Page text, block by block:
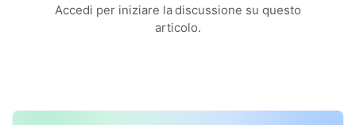
Accedi per iniziare la discussione su questo
articolo.